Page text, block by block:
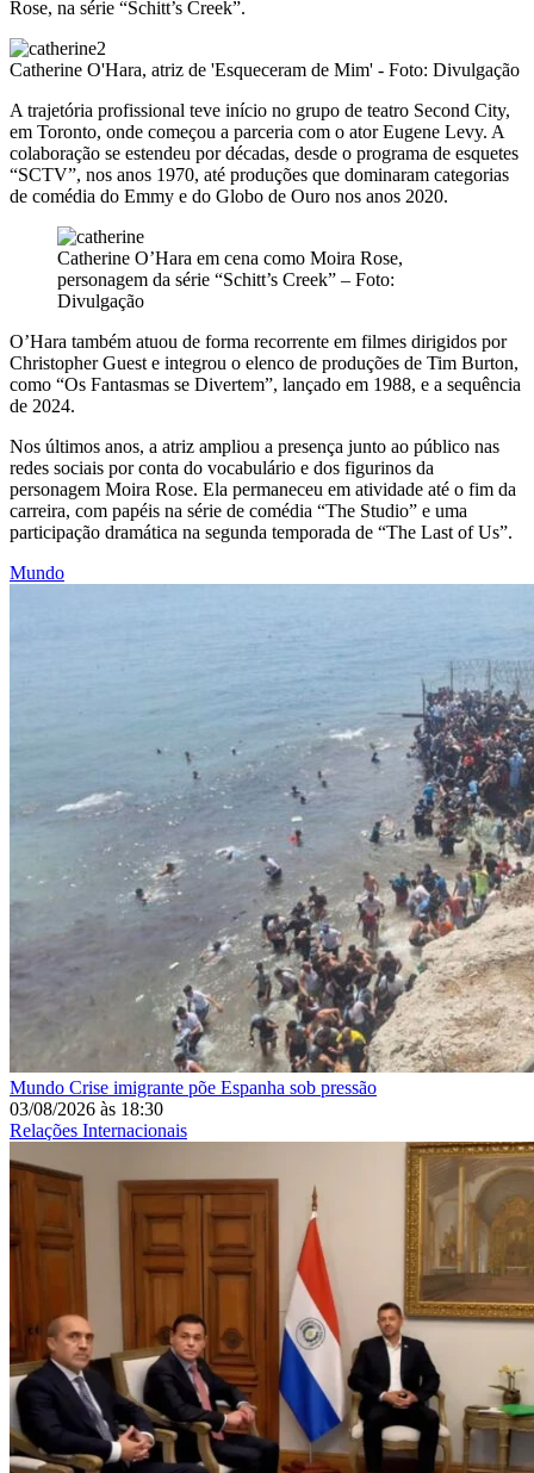
Rose, na série “Schitt’s Creek”.
Catherine O'Hara, atriz de 'Esqueceram de Mim' - Foto: Divulgação
A trajetória profissional teve início no grupo de teatro Second City,
em Toronto, onde começou a parceria com o ator Eugene Levy. A
colaboração se estendeu por décadas, desde o programa de esquetes
“SCTV”, nos anos 1970, até produções que dominaram categorias
de comédia do Emmy e do Globo de Ouro nos anos 2020.
Catherine O’Hara em cena como Moira Rose,
personagem da série “Schitt’s Creek” – Foto:
Divulgação
O’Hara também atuou de forma recorrente em filmes dirigidos por
Christopher Guest e integrou o elenco de produções de Tim Burton,
como “Os Fantasmas se Divertem”, lançado em 1988, e a sequência
de 2024.
Nos últimos anos, a atriz ampliou a presença junto ao público nas
redes sociais por conta do vocabulário e dos figurinos da
personagem Moira Rose. Ela permaneceu em atividade até o fim da
carreira, com papéis na série de comédia “The Studio” e uma
participação dramática na segunda temporada de “The Last of Us”.
Mundo
Mundo Crise imigrante põe Espanha sob pressão
03/08/2026 às 18:30
Relações Internacionais